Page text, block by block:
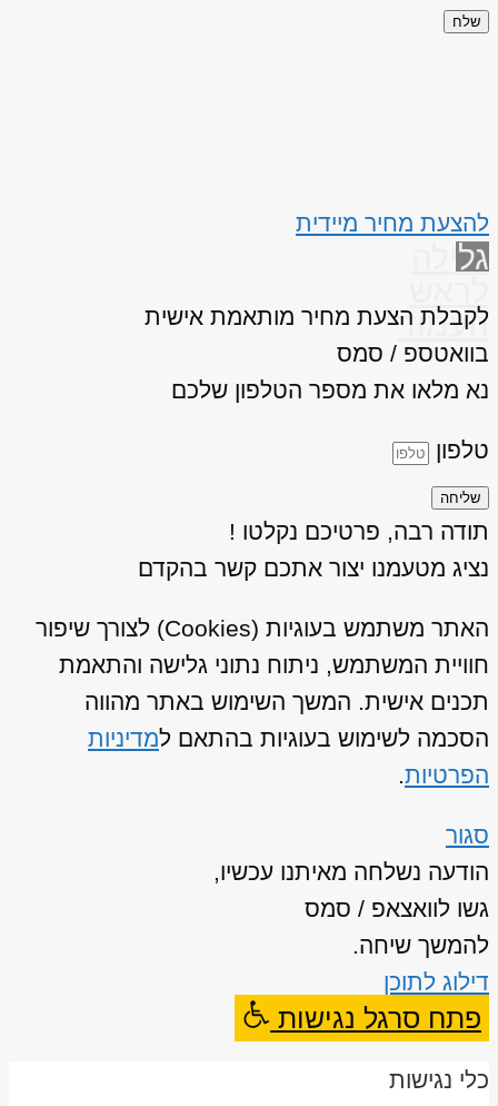
שלח
להצעת מחיר מיידית
גלילה
העמוד
לקבלת הצעת מחיר מותאמת אישית
בוואטספ / סמס
נא מלאו את מספר הטלפון שלכם
טלפון
שליחה
תודה רבה, פרטיכם נקלטו !
נציג מטעמנו יצור אתכם קשר בהקדם
האתר משתמש בעוגיות (Cookies) לצורך שיפור
חוויית המשתמש, ניתוח נתוני גלישה והתאמת
תכנים אישית. המשך השימוש באתר מהווה
הסכמה לשימוש בעוגיות בהתאם למדיניות
הפרטיות.
סגור
הודעה נשלחה מאיתנו עכשיו,
גשו לוואצאפ / סמס
להמשך שיחה.
דילוג לתוכן
פתח סרגל נגישות
כלי נגישות